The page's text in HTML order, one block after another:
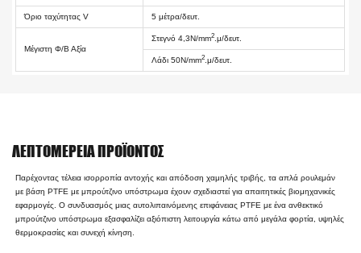
Όριο ταχύτητας V 5 μέτρα/δευτ.
Μέγιστη Φ/Β Αξία
Στεγνό 4,3N/mm2 .μ/δευτ.
Λάδι 50N/mm2 .μ/δευτ.
ΛΕΠΤΟΜΈΡΕΙΑ ΠΡΟΪΌΝΤΟΣ
Παρέχοντας τέλεια ισορροπία αντοχής και απόδοση χαμηλής τριβής, τα απλά ρουλεμάν
με βάση PTFE με μπρούτζινο υπόστρωμα έχουν σχεδιαστεί για απαιτητικές βιομηχανικές
εφαρμογές. Ο συνδυασμός μιας αυτολιπαινόμενης επιφάνειας PTFE με ένα ανθεκτικό
μπρούτζινο υπόστρωμα εξασφαλίζει αξιόπιστη λειτουργία κάτω από μεγάλα φορτία, υψηλές
θερμοκρασίες και συνεχή κίνηση.